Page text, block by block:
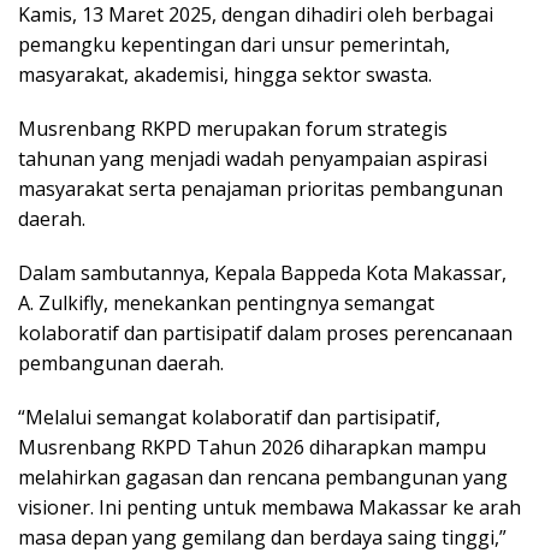
Kamis, 13 Maret 2025, dengan dihadiri oleh berbagai
pemangku kepentingan dari unsur pemerintah,
masyarakat, akademisi, hingga sektor swasta.
Musrenbang RKPD merupakan forum strategis
tahunan yang menjadi wadah penyampaian aspirasi
masyarakat serta penajaman prioritas pembangunan
daerah.
Dalam sambutannya, Kepala Bappeda Kota Makassar,
A. Zulkifly, menekankan pentingnya semangat
kolaboratif dan partisipatif dalam proses perencanaan
pembangunan daerah.
“Melalui semangat kolaboratif dan partisipatif,
Musrenbang RKPD Tahun 2026 diharapkan mampu
melahirkan gagasan dan rencana pembangunan yang
visioner. Ini penting untuk membawa Makassar ke arah
masa depan yang gemilang dan berdaya saing tinggi,”